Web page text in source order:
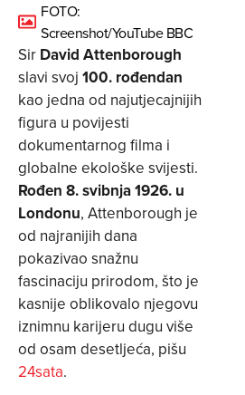
FOTO:
Screenshot/YouTube BBC
Sir David Attenborough
slavi svoj 100. rođendan
kao jedna od najutjecajnijih
figura u povijesti
dokumentarnog filma i
globalne ekološke svijesti.
Rođen 8. svibnja 1926. u
Londonu, Attenborough je
od najranijih dana
pokazivao snažnu
fascinaciju prirodom, što je
kasnije oblikovalo njegovu
iznimnu karijeru dugu više
od osam desetljeća, pišu
24sata.